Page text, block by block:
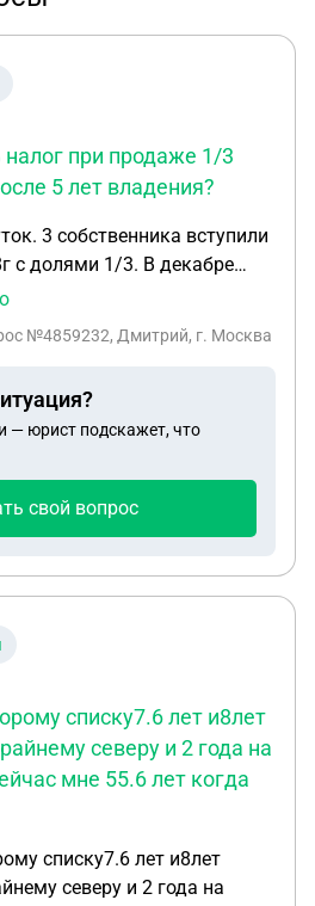
при продаже 1/3
5 лет владения?
3 собственника вступили
с долями 1/3. В декабре
умер и доля в январе
осталось 2
была продана за 2650000.
1/3 долю за 883000 и
( так же и 2й
данные в налоговую и
№4859232, Дмитрий, г. Москва
— юрист подскажет, что
свой вопрос
списку7.6 лет и8лет
северу и 2 года на
мне 55.6 лет когда
списку7.6 лет и8лет
северу и 2 года на